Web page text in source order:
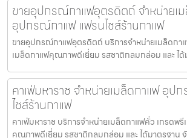
ขายอุปกรณ์กาแฟอุตรดิตถ์ จำหน่ายเ
อุปกรณ์กาแฟ แฟรนไชส์ร้านกาแฟ
ขายอุปกรณ์กาแฟอุตรดิตถ์ บริการจำหน่ายเมล็ดกา
เมล็ดกาแฟคุณภาพดีเยี่ยม รสชาติกลมกล่อม และ ได้
คาเฟ่มหาราช จำหน่ายเมล็ดกาแฟ อุป
ไชส์ร้านกาแฟ
คาเฟ่มหาราช บริการจำหน่ายเมล็ดกาแฟคั่ว เกรดพ
คุณภาพดีเยี่ยม รสชาติกลมกล่อม และ ได้มาตรฐาน